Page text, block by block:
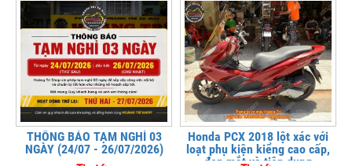
THÔNG BÁO TẠM NGHỈ 03
NGÀY (24/07 - 26/07/2026)
Honda PCX 2018 lột xác với
loạt phụ kiện kiểng cao cấp,
đẹp mắt và tiện dụng